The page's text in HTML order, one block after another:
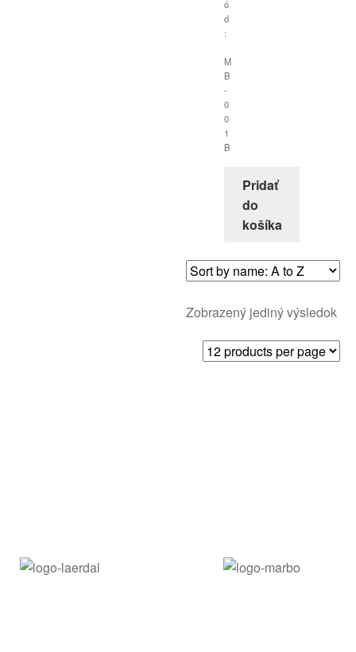
ó
d
:
M
B
-
0
0
1
B
Pridať
do
košíka
Zobrazený jediný výsledok